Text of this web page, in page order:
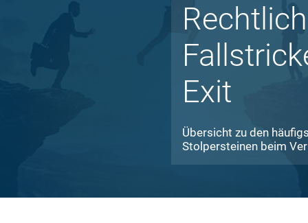
Exit
Übersicht zu den
Stolpersteinen beim